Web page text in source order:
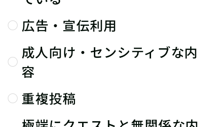
広告・宣伝利用
成人向け・センシティブな内
容
重複投稿